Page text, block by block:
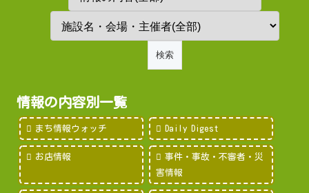
情報の内容別一覧
まち情報ウォッチ Daily Digest
お店情報
事件・事故・不審者・災
害情報